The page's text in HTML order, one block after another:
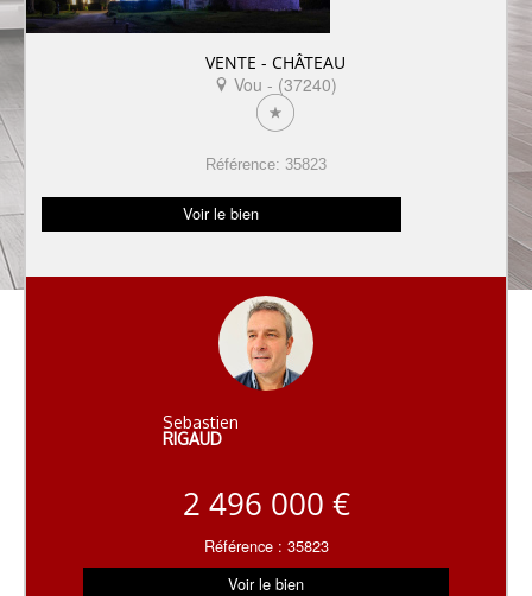
VENTE - CHÂTEAU
Vou - (37240)
Référence: 35823
Voir le bien
Sebastien
RIGAUD
2 496 000 €
Référence : 35823
Voir le bien